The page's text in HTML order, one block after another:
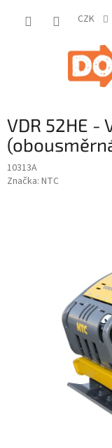
CZK
VDR 52HE -
10313A
Značka: NTC